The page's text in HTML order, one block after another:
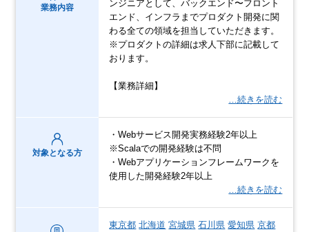
業務内容
ンジニアとして、バックエンド〜フロント
エンド、インフラまでプロダクト開発に関
わる全ての領域を担当していただきます。
※プロダクトの詳細は求人下部に記載して
おります。
【業務詳細】
…続きを読む
対象となる方
・Webサービス開発実務経験2年以上
※Scalaでの開発経験は不問
・Webアプリケーションフレームワークを
使用した開発経験2年以上
…続きを読む
東京都 北海道 宮城県 石川県 愛知県 京都